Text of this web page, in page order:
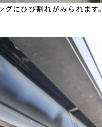
グにひび割れがみられます。